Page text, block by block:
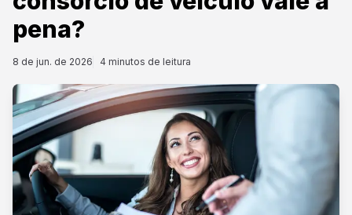
pena?
8 de jun. de 2026 4 minutos de leitura